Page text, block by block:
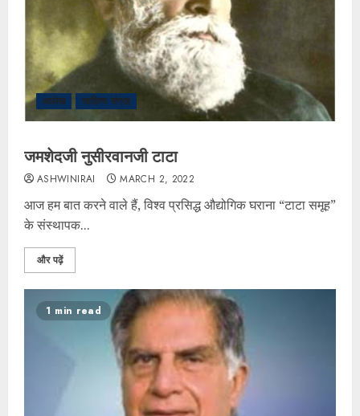
आलेख साहित्य संग्रह
जमशेदजी नुसीरवानजी टाटा
ASHWINIRAI MARCH 2, 2022
आज हम बात करने वाले हैं, विश्व प्रसिद्ध औद्योगिक घराना “टाटा समूह”
के संस्थापक...
और पढ़ें
1 min read